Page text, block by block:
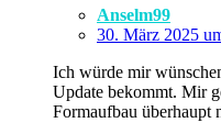
Anselm99
30. März 2025
Ich würde mir
Update bekommt. Mir
Formaufbau überhaupt